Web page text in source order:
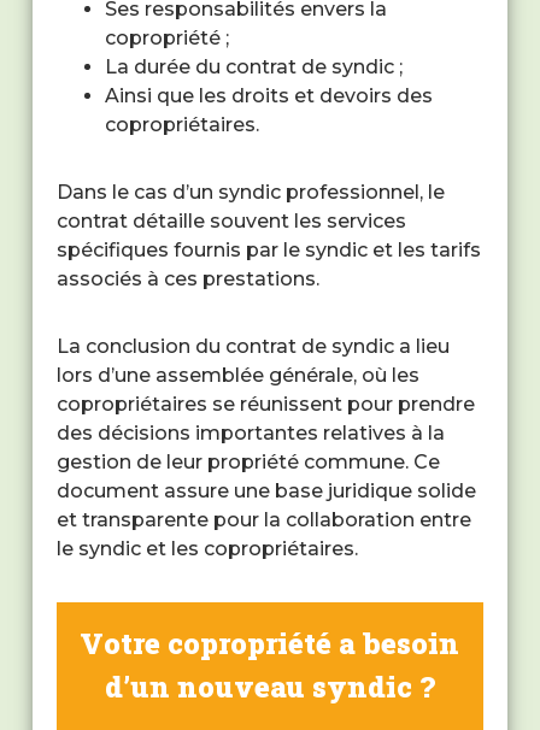
Ses responsabilités envers la
copropriété ;
La durée du contrat de syndic ;
Ainsi que les droits et devoirs des
copropriétaires.
Dans le cas d’un syndic professionnel, le
contrat détaille souvent les services
spécifiques fournis par le syndic et les tarifs
associés à ces prestations.
La conclusion du contrat de syndic a lieu
lors d’une assemblée générale, où les
copropriétaires se réunissent pour prendre
des décisions importantes relatives à la
gestion de leur propriété commune. Ce
document assure une base juridique solide
et transparente pour la collaboration entre
le syndic et les copropriétaires.
Votre copropriété a besoin
d’un nouveau syndic ?